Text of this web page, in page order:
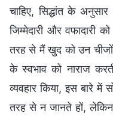
चाहिए, सिद्धांत के
जिम्मेदारी और वफादारी
तरह से मैं खुद को उन
के स्वभाव को नाराज
व्यवहार किया, इस बारे
तरह से न जानते हों,